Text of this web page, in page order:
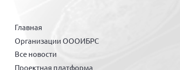
Главная
Организации ОООИБРС
Все новости
Проектная платформа